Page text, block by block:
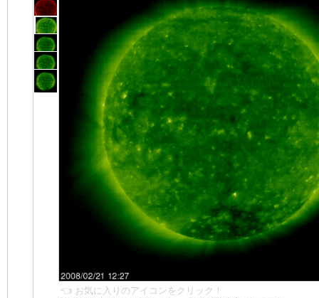
👈 お気に入りのアイコンをクリック！